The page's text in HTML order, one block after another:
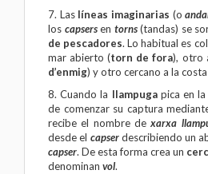
7. Las líneas imaginarias (o
los capsersen torns (tandas) se
de pescadores. Lo habitual es
mar abierto (torn de fora), otro
d’enmig) y otro cercano a la
8. Cuando la llampugapica en
de comenzar su captura
recibe el nombre dexarxa
desde el capserdescribiendo un
capser. De esta forma crea un
denominan vol.